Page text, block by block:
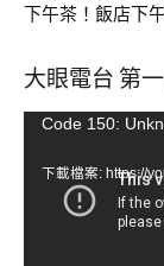
下午茶！飯店下
大眼電台 第
視Code 150:
下載檔案: https://